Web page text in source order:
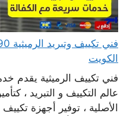
الكويت
فني تكييف الرميثية يقدم
عالم التكييف و التبريد ،
الأصلية ، توفير أجهزة